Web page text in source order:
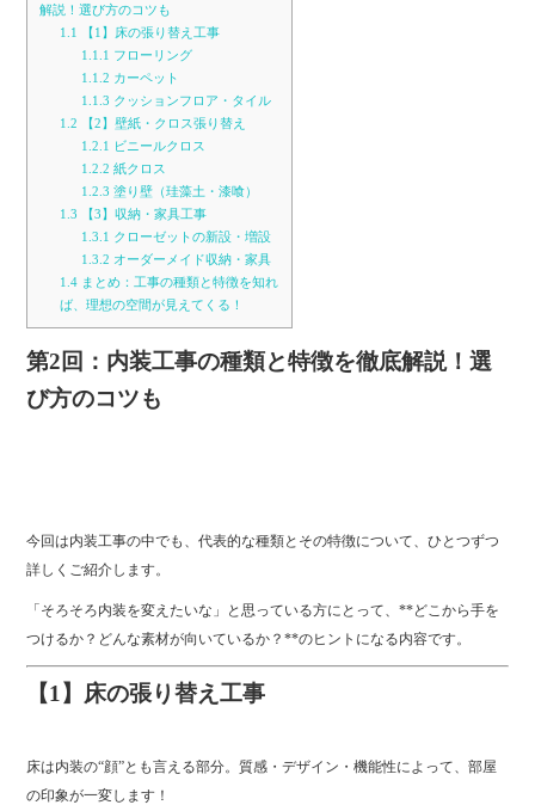
解説！選び方のコツも
1.1
【1】床の張り替え工事
1.1.1 フローリング
1.1.2 カーペット
1.1.3 クッションフロア・タイル
1.2
【2】壁紙・クロス張り替え
1.2.1 ビニールクロス
1.2.2 紙クロス
1.2.3 塗り壁（珪藻土・漆喰）
1.3
【3】収納・家具工事
1.3.1 クローゼットの新設・増設
1.3.2 オーダーメイド収納・家具
1.4 まとめ：工事の種類と特徴を知れ
ば、理想の空間が見えてくる！
第2回：内装工事の種類と特徴を徹底解説！選
び方のコツも
今回は内装工事の中でも、代表的な種類とその特徴について、ひとつずつ
詳しくご紹介します。
「そろそろ内装を変えたいな」と思っている方にとって、**どこから手を
つけるか？どんな素材が向いているか？**のヒントになる内容です。
【1】床の張り替え工事
床は内装の“顔”とも言える部分。質感・デザイン・機能性によって、部屋
の印象が一変します！